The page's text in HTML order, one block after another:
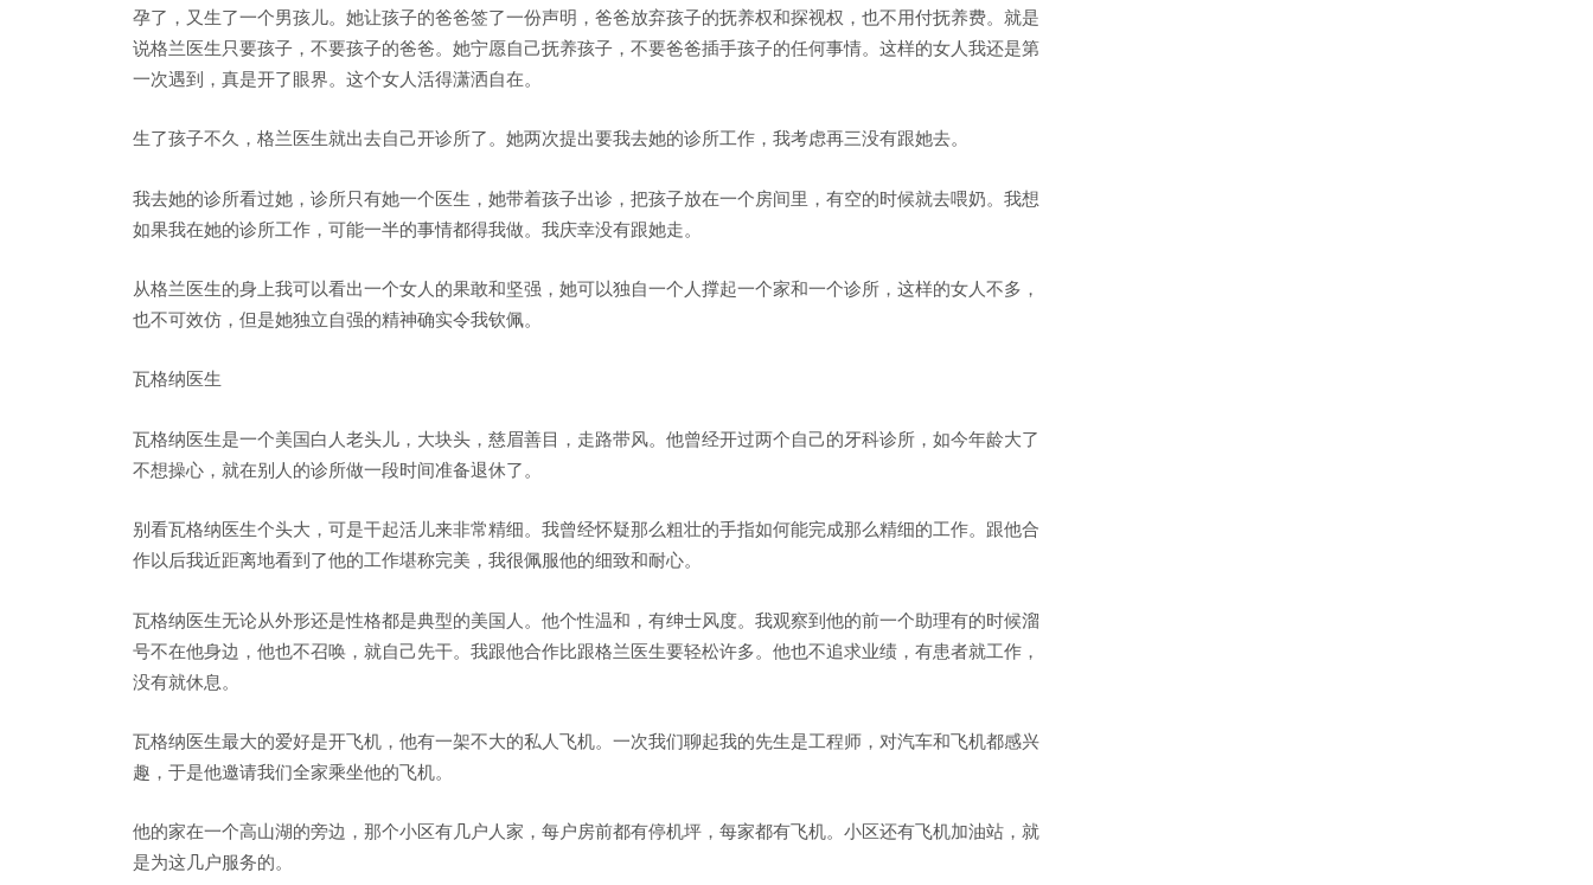
孕了，又生了一个男孩儿。她让孩子的爸爸签了一份声明，爸爸放弃孩子的抚养权和探视权，也不用付抚养费。就是
说格兰医生只要孩子，不要孩子的爸爸。她宁愿自己抚养孩子，不要爸爸插手孩子的任何事情。这样的女人我还是第
一次遇到，真是开了眼界。这个女人活得潇洒自在。
生了孩子不久，格兰医生就出去自己开诊所了。她两次提出要我去她的诊所工作，我考虑再三没有跟她去。
我去她的诊所看过她，诊所只有她一个医生，她带着孩子出诊，把孩子放在一个房间里，有空的时候就去喂奶。我想
如果我在她的诊所工作，可能一半的事情都得我做。我庆幸没有跟她走。
从格兰医生的身上我可以看出一个女人的果敢和坚强，她可以独自一个人撑起一个家和一个诊所，这样的女人不多，
也不可效仿，但是她独立自强的精神确实令我钦佩。
瓦格纳医生
瓦格纳医生是一个美国白人老头儿，大块头，慈眉善目，走路带风。他曾经开过两个自己的牙科诊所，如今年龄大了
不想操心，就在别人的诊所做一段时间准备退休了。
别看瓦格纳医生个头大，可是干起活儿来非常精细。我曾经怀疑那么粗壮的手指如何能完成那么精细的工作。跟他合
作以后我近距离地看到了他的工作堪称完美，我很佩服他的细致和耐心。
瓦格纳医生无论从外形还是性格都是典型的美国人。他个性温和，有绅士风度。我观察到他的前一个助理有的时候溜
号不在他身边，他也不召唤，就自己先干。我跟他合作比跟格兰医生要轻松许多。他也不追求业绩，有患者就工作，
没有就休息。
瓦格纳医生最大的爱好是开飞机，他有一架不大的私人飞机。一次我们聊起我的先生是工程师，对汽车和飞机都感兴
趣，于是他邀请我们全家乘坐他的飞机。
他的家在一个高山湖的旁边，那个小区有几户人家，每户房前都有停机坪，每家都有飞机。小区还有飞机加油站，就
是为这几户服务的。